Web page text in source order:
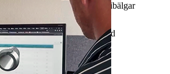
Gummibälgar
-
standard